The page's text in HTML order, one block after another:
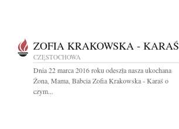
ZOFIA KRAKOWSKA - KARAŚ
CZĘSTOCHOWA
Dnia 22 marca 2016 roku odeszła nasza ukochana
Żona, Mama, Babcia Zofia Krakowska - Karaś o
czym...